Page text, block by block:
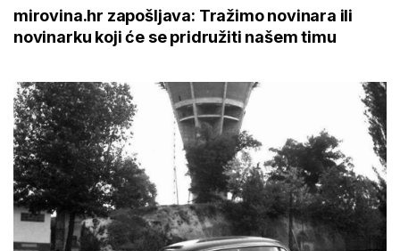
mirovina.hr zapošljava: Tražimo novinara ili
novinarku koji će se pridružiti našem timu